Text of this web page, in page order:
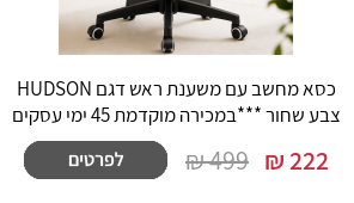
כסא מחשב עם משענת ראש דגם HUDSON
צבע שחור ***במכירה מוקדמת 45 ימי עסקים
222
₪
499 ₪